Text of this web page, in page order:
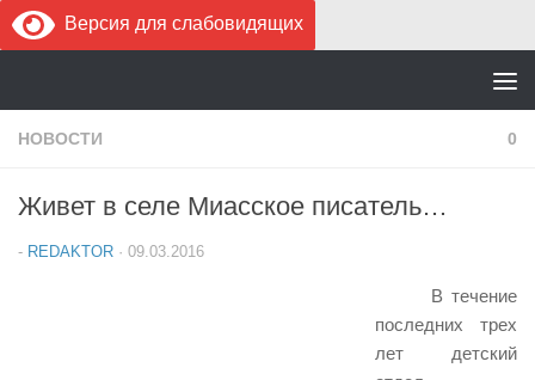
Версия для слабовидящих
Перейти к содержимому
НОВОСТИ 0
Живет в селе Миасское писатель…
- REDAKTOR · 09.03.2016
В течение
последних трех
лет детский